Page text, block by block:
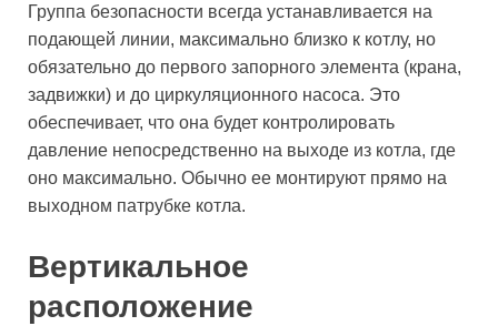
Группа безопасности всегда устанавливается на
подающей линии, максимально близко к котлу, но
обязательно до первого запорного элемента (крана,
задвижки) и до циркуляционного насоса. Это
обеспечивает, что она будет контролировать
давление непосредственно на выходе из котла, где
оно максимально. Обычно ее монтируют прямо на
выходном патрубке котла.
Вертикальное
расположение